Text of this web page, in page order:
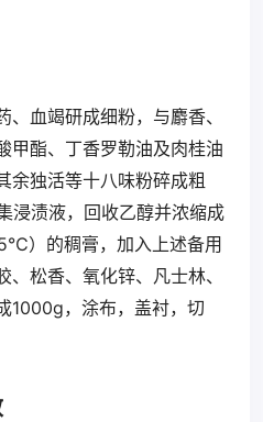
血竭研成细粉，与麝香、
甲酯、丁香罗勒油及肉桂油
余独活等十八味粉碎成粗
浸渍液，回收乙醇并浓缩成
）的稠膏，加入上述备用
松香、氧化锌、凡士林、
1000g，涂布，盖衬，切